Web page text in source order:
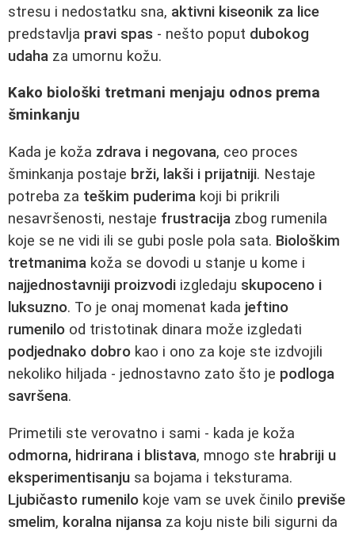
stresu i nedostatku sna, aktivni kiseonik za lice
predstavlja pravi spas - nešto poput dubokog
udaha za umornu kožu.
Kako biološki tretmani menjaju odnos prema
šminkanju
Kada je koža zdrava i negovana, ceo proces
šminkanja postaje brži, lakši i prijatniji. Nestaje
potreba za teškim puderima koji bi prikrili
nesavršenosti, nestaje frustracija zbog rumenila
koje se ne vidi ili se gubi posle pola sata. Biološkim
tretmanima koža se dovodi u stanje u kome i
najjednostavniji proizvodi izgledaju skupoceno i
luksuzno. To je onaj momenat kada jeftino
rumenilo od tristotinak dinara može izgledati
podjednako dobro kao i ono za koje ste izdvojili
nekoliko hiljada - jednostavno zato što je podloga
savršena.
Primetili ste verovatno i sami - kada je koža
odmorna, hidrirana i blistava, mnogo ste hrabriji u
eksperimentisanju sa bojama i teksturama.
Ljubičasto rumenilo koje vam se uvek činilo previše
smelim, koralna nijansa za koju niste bili sigurni da